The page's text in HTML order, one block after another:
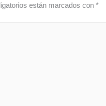
están marcados con*